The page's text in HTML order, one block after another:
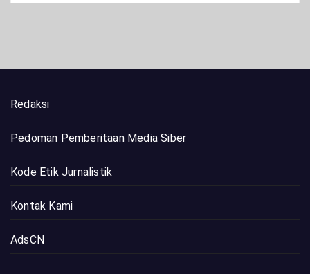
Redaksi
Pedoman Pemberitaan Media Siber
Kode Etik Jurnalistik
Kontak Kami
AdsCN